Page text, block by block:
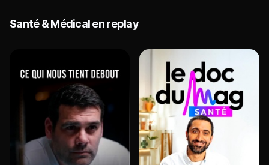
Santé & Médical en replay